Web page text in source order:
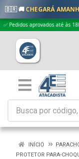
🇧🇷 🚚CHEGARÁ
aprovados até às 18h
INÍCIO
PROTETOR PARA-